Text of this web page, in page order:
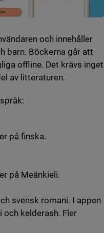
och innehåller
barn. Böckerna går att
offline. Det krävs inget
av litteraturen.
på finska.
på Meänkieli.
svensk romani. I appen
och kelderash. Fler